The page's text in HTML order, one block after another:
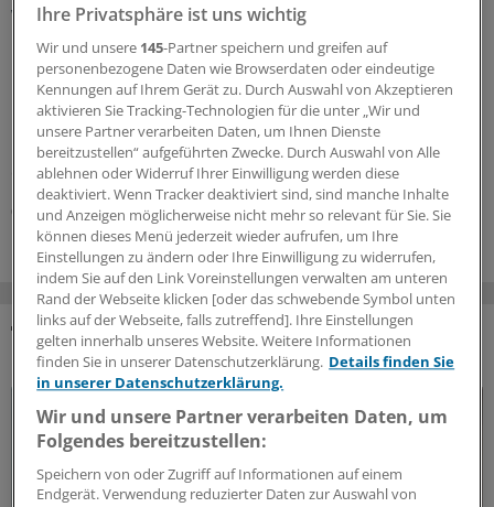
Wieso sich der Blick in die Mundhöhle auch für
Hausärzte lohnt
Für die Mundgesundheit ihrer Patienten sollten sich
nicht nur Zahnärzte interessieren. Auch Hausärzten
kann ein Blick in den Mundraum prognostisch
interessante Informationen liefern, wie eine Studie
ergeben hat.
01.07.2026
DAS KÖNNTE SIE AUCH INTERESSIEREN
Ihre Privatsphäre ist uns wichtig
Wir und unsere 145-Partner speichern und greifen auf
personenbezogene Daten wie Browserdaten oder eindeutige
Kennungen auf Ihrem Gerät zu. Durch Auswahl von Akzeptieren
aktivieren Sie Tracking-Technologien für die unter „Wir und
unsere Partner verarbeiten Daten, um Ihnen Dienste
bereitzustellen“ aufgeführten Zwecke. Durch Auswahl von Alle
ablehnen oder Widerruf Ihrer Einwilligung werden diese
deaktiviert. Wenn Tracker deaktiviert sind, sind manche Inhalte
und Anzeigen möglicherweise nicht mehr so relevant für Sie. Sie
können dieses Menü jederzeit wieder aufrufen, um Ihre
Einstellungen zu ändern oder Ihre Einwilligung zu widerrufen,
indem Sie auf den Link Voreinstellungen verwalten am unteren
Rand der Webseite klicken [oder das schwebende Symbol unten
links auf der Webseite, falls zutreffend]. Ihre Einstellungen
gelten innerhalb unseres Website. Weitere Informationen
finden Sie in unserer Datenschutzerklärung. Details finden Sie
in unserer Datenschutzerklärung.
Wir und unsere Partner verarbeiten Daten, um
Folgendes bereitzustellen:
Speichern von oder Zugriff auf Informationen auf einem
Endgerät. Verwendung reduzierter Daten zur Auswahl von